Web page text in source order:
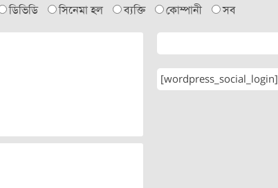
ডিভিডি সিনেমা হল ব্যক্তি কোম্পানী সব
[wordpress_social_login]